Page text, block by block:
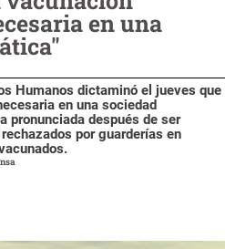
en una
Humanos dictaminó el jueves que
en una sociedad
pronunciada después de ser
por guarderías en